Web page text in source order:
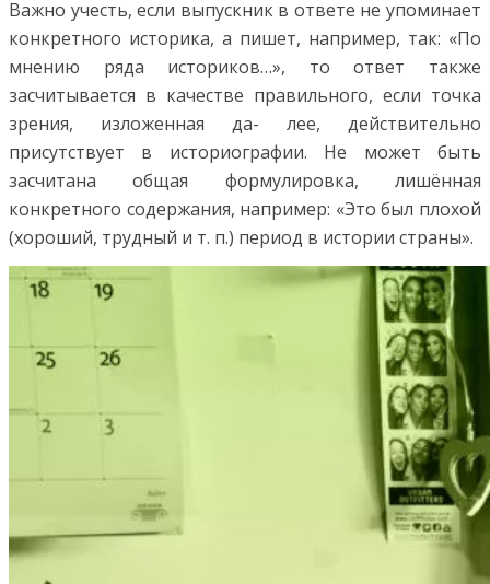
Важно учесть, если выпускник в ответе не упоминает
конкретного историка, а пишет, например, так: «По
мнению ряда историков…», то ответ также
засчитывается в качестве правильного, если точка
зрения, изложенная да- лее, действительно
присутствует в историографии. Не может быть
засчитана общая формулировка, лишённая
конкретного содержания, например: «Это был плохой
(хороший, трудный и т. п.) период в истории страны».